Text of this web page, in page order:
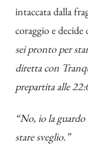
intaccata dalla
coraggio e
sei pronto per
diretta con
prepartita alle
“No, io la
stare sveglio.”